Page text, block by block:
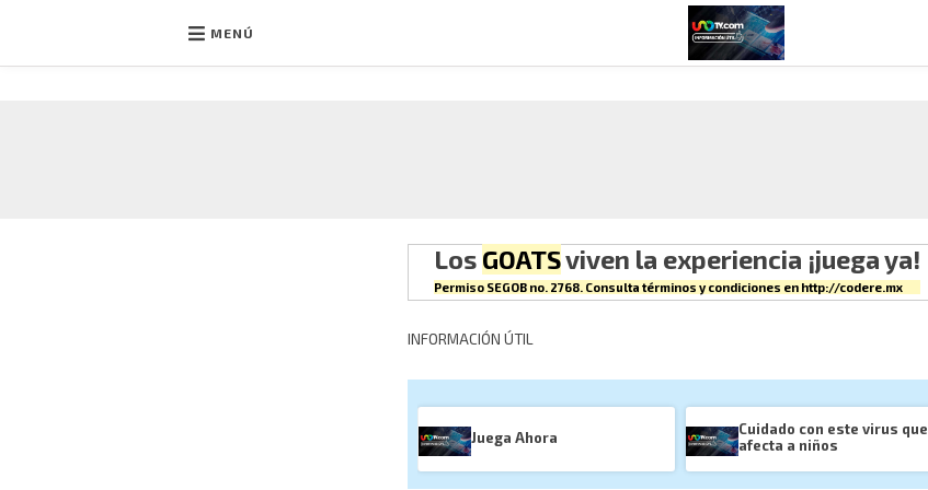
MENÚ
Los GOATSviven la experiencia ¡juega ya!
Permiso SEGOB no. 2768. Consulta términos y condiciones en http://codere.mx
INFORMACIÓN ÚTIL
Juega Ahora
Cuidado con este virus que
afecta a niños